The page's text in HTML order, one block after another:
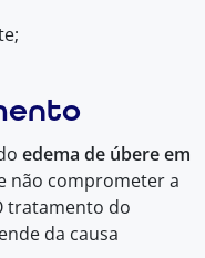
edema de úbere em
não comprometer a
tratamento do
da causa